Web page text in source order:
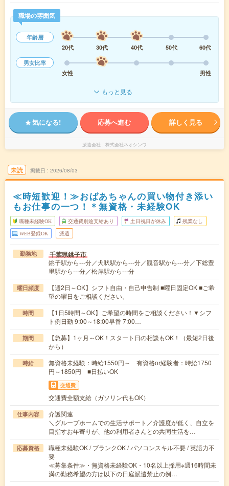
職場の雰囲気
年齢層
20代
30代 40代 50代
60代
男女比率
女性
男性
もっと見る
気になる! 応募へ進む 詳しく見る
派遣会社 株式会社ネオシンワ
未読 掲載日 2026/08/03
≪時短歓迎！≫おばあちゃんの買い物付き添い
もお仕事の一つ！＊無資格・未経験OK
職種未経験OK 交通費別途支給あり 土日祝日が休み 残業なし
WEB登録OK 派遣
勤務地 千葉県銚子市
銚子駅から---分／犬吠駅から---分／観音駅から---分／下総豊
里駅から---分／松岸駅から---分
曜日頻度
【週2日～OK】シフト自由・自己申告制 ■曜日固定OK ■ご希
望の曜日をご相談ください。
時間
【1日5時間～OK】ご希望の時間をご相談ください！▼シフ
ト例日勤 9:00～18:00早番 7:00…
期間
【急募】1ヶ月～OK！スタート日の相談もOK！（最短2日後
から）
時給
無資格未経験：時給1550円～ 有資格or経験者：時給1750
円～1850円 ■日払いOK
交通費
交通費全額支給（ガソリン代もOK）
仕事内容
介護関連
＼グループホームでの生活サポート／介護度が低く、自立を
目指すお年寄りが、他の利用者さんとの共同生活を…
応募資格
職種未経験OK / ブランクOK / パソコンスキル不要 / 英語力不
要
≪募集条件≫・無資格未経験OK・10名以上採用※週16時間未
満の勤務希望の方は以下の日雇派遣禁止の例…